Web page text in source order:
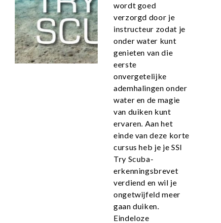
wordt goed
verzorgd door je
instructeur zodat je
onder water kunt
genieten van die
eerste
onvergetelijke
ademhalingen onder
water en de magie
van duiken kunt
ervaren. Aan het
einde van deze korte
cursus heb je je SSI
Try Scuba-
erkenningsbrevet
verdiend en wil je
ongetwijfeld meer
gaan duiken.
Eindeloze